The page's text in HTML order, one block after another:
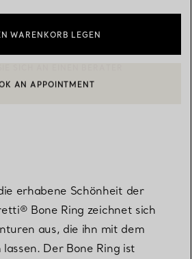
WARENKORB LEGEN
KONTAKTIEREN ODER EINEN
AN APPOINTMENT
erhabene Schönheit der
Bone Ring zeichnet sich
aus, die ihn mit dem
Der Bone Ring ist